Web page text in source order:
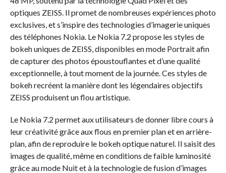
optiques ZEISS. Il promet de nombreuses expériences photo
exclusives, et s’inspire des technologies d’imagerie uniques
des téléphones Nokia. Le Nokia 7.2 propose les styles de
bokeh uniques de ZEISS, disponibles en mode Portrait afin
de capturer des photos époustouflantes et d’une qualité
exceptionnelle, à tout moment de la journée. Ces styles de
bokeh recréent la manière dont les légendaires objectifs
ZEISS produisent un flou artistique.
Le Nokia 7.2 permet aux utilisateurs de donner libre cours à
leur créativité grâce aux flous en premier plan et en arrière-
plan, afin de reproduire le bokeh optique naturel. Il saisit des
images de qualité, même en conditions de faible luminosité
grâce au mode Nuit et à la technologie de fusion d’images